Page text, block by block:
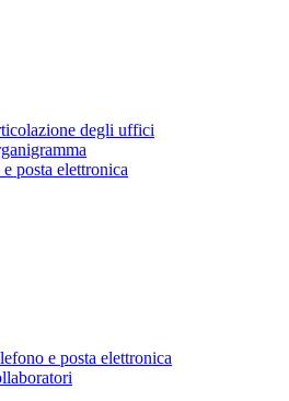
degli uffici
posta elettronica
e posta elettronica